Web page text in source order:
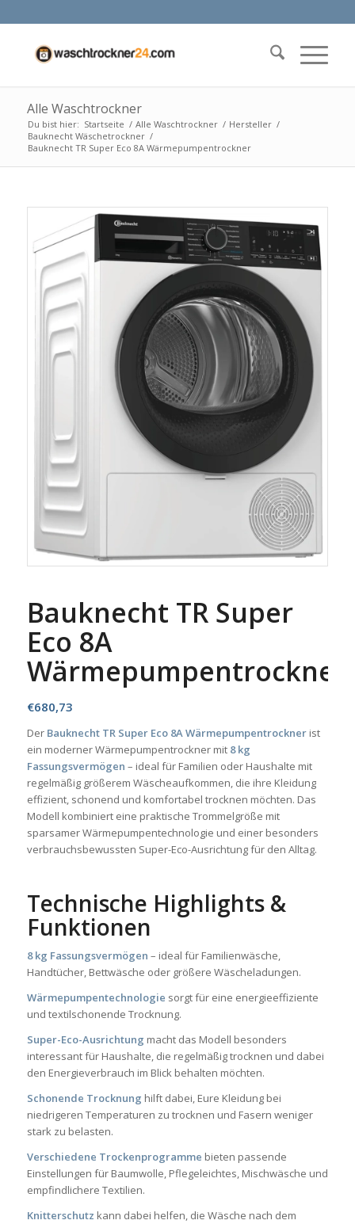
Alle Waschtrockner
Du bist hier: Startseite / Alle Waschtrockner / Hersteller /
Bauknecht Wäschetrockner /
Bauknecht TR Super Eco 8A Wärmepumpentrockner
Bauknecht TR Super
Eco 8A
Wärmepumpentrockner
€680,73
Der Bauknecht TR Super Eco 8A Wärmepumpentrocknerist
ein moderner Wärmepumpentrockner mit 8 kg
Fassungsvermögen – ideal für Familien oder Haushalte mit
regelmäßig größerem Wäscheaufkommen, die ihre Kleidung
effizient, schonend und komfortabel trocknen möchten. Das
Modell kombiniert eine praktische Trommelgröße mit
sparsamer Wärmepumpentechnologie und einer besonders
verbrauchsbewussten Super-Eco-Ausrichtung für den Alltag.
Technische Highlights &
Funktionen
8 kg Fassungsvermögen – ideal für Familienwäsche,
Handtücher, Bettwäsche oder größere Wäscheladungen.
Wärmepumpentechnologie sorgt für eine energieeffiziente
und textilschonende Trocknung.
Super-Eco-Ausrichtung macht das Modell besonders
interessant für Haushalte, die regelmäßig trocknen und dabei
den Energieverbrauch im Blick behalten möchten.
Schonende Trocknung hilft dabei, Eure Kleidung bei
niedrigeren Temperaturen zu trocknen und Fasern weniger
stark zu belasten.
Verschiedene Trockenprogramme bieten passende
Einstellungen für Baumwolle, Pflegeleichtes, Mischwäsche und
empfindlichere Textilien.
Knitterschutz kann dabei helfen, die Wäsche nach dem